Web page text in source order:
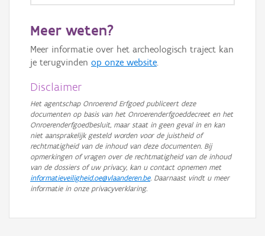
Meer weten?
Meer informatie over het archeologisch traject kan
je terugvinden op onze website.
Disclaimer
Het agentschap Onroerend Erfgoed publiceert deze
documenten op basis van het Onroerenderfgoeddecreet en het
Onroerenderfgoedbesluit, maar staat in geen geval in en kan
niet aansprakelijk gesteld worden voor de juistheid of
rechtmatigheid van de inhoud van deze documenten. Bij
opmerkingen of vragen over de rechtmatigheid van de inhoud
van de dossiers of uw privacy, kan u contact opnemen met
informatieveiligheid.oe@vlaanderen.be. Daarnaast vindt u meer
informatie in onze privacyverklaring.